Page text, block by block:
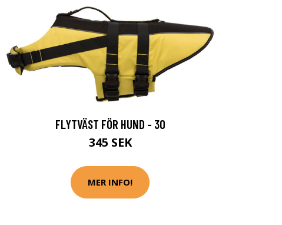
FLYTVÄST FÖR HUND - 30
345 SEK
MER INFO!